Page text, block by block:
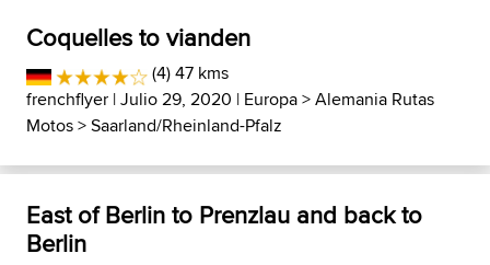
Coquelles to vianden
(4) 47 kms
frenchflyer | Julio 29, 2020 | Europa>Alemania Rutas
Motos>Saarland/Rheinland-Pfalz
East of Berlin to Prenzlau and back to
Berlin